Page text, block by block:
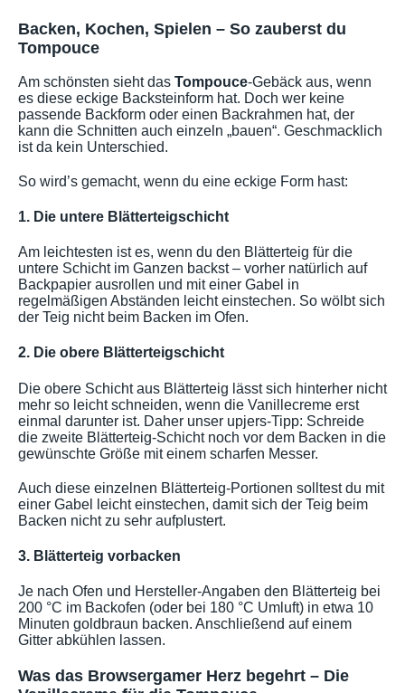
Backen, Kochen, Spielen – So zauberst du
Tompouce
Am schönsten sieht das Tompouce-Gebäck aus, wenn
es diese eckige Backsteinform hat. Doch wer keine
passende Backform oder einen Backrahmen hat, der
kann die Schnitten auch einzeln „bauen“. Geschmacklich
ist da kein Unterschied.
So wird’s gemacht, wenn du eine eckige Form hast:
1. Die untere Blätterteigschicht
Am leichtesten ist es, wenn du den Blätterteig für die
untere Schicht im Ganzen backst – vorher natürlich auf
Backpapier ausrollen und mit einer Gabel in
regelmäßigen Abständen leicht einstechen. So wölbt sich
der Teig nicht beim Backen im Ofen.
2. Die obere Blätterteigschicht
Die obere Schicht aus Blätterteig lässt sich hinterher nicht
mehr so leicht schneiden, wenn die Vanillecreme erst
einmal darunter ist. Daher unser upjers-Tipp: Schreide
die zweite Blätterteig-Schicht noch vor dem Backen in die
gewünschte Größe mit einem scharfen Messer.
Auch diese einzelnen Blätterteig-Portionen solltest du mit
einer Gabel leicht einstechen, damit sich der Teig beim
Backen nicht zu sehr aufplustert.
3. Blätterteig vorbacken
Je nach Ofen und Hersteller-Angaben den Blätterteig bei
200 °C im Backofen (oder bei 180 °C Umluft) in etwa 10
Minuten goldbraun backen. Anschließend auf einem
Gitter abkühlen lassen.
Was das Browsergamer Herz begehrt – Die